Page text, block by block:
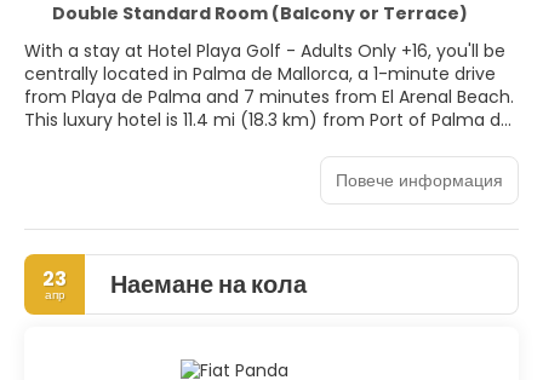
Double Standard Room (Balcony or Terrace)
With a stay at Hotel Playa Golf - Adults Only +16, you'll be
centrally located in Palma de Mallorca, a 1-minute drive
from Playa de Palma and 7 minutes from El Arenal Beach.
This luxury hotel is 11.4 mi (18.3 km) from Port of Palma de
Pamper yourself with a visit to the spa, which offers
massages. If you're looking for recreational opportunities,
you'll find outdoor tennis courts, a health club, and an
outdoor pool. This hotel also features complimentary
wireless internet access, concierge services, and gift
shops/newsstands.
featuring minibars and LCD televisions. Rooms have
Повече информация
23
апр Наемане на кола